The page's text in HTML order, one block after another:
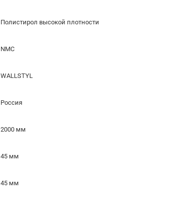
Полистирол высокой плотности
NMC
WALLSTYL
Россия
2000 мм
45 мм
45 мм